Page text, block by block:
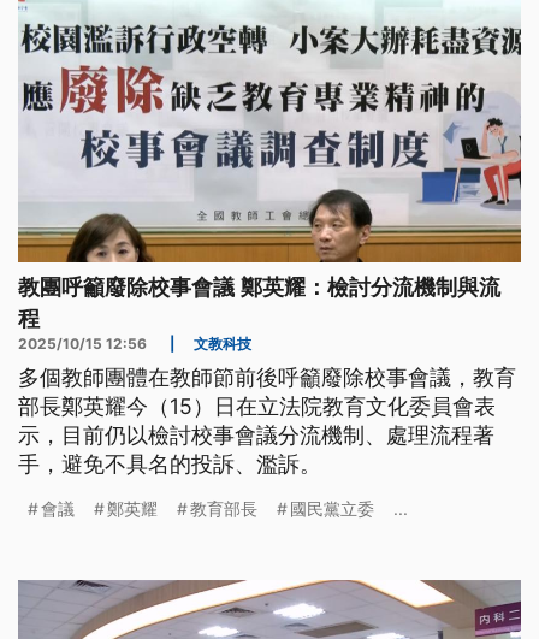
教團呼籲廢除校事會議 鄭英耀：檢討分流機制與流
程
2025/10/15 12:56 文教科技
多個教師團體在教師節前後呼籲廢除校事會議，教育
部長鄭英耀今（15）日在立法院教育文化委員會表
示，目前仍以檢討校事會議分流機制、處理流程著
手，避免不具名的投訴、濫訴。
會議 鄭英耀 教育部長 國民黨立委 ...